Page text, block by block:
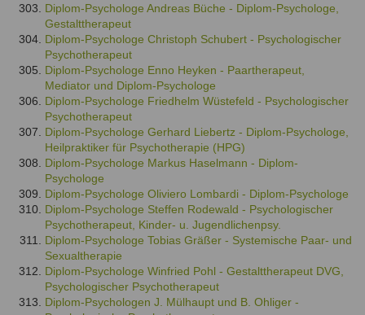
Diplom-Psychologe Andreas Büche - Diplom-Psychologe,
Gestalttherapeut
Diplom-Psychologe Christoph Schubert - Psychologischer
Psychotherapeut
Diplom-Psychologe Enno Heyken - Paartherapeut,
Mediator und Diplom-Psychologe
Diplom-Psychologe Friedhelm Wüstefeld - Psychologischer
Psychotherapeut
Diplom-Psychologe Gerhard Liebertz - Diplom-Psychologe,
Heilpraktiker für Psychotherapie (HPG)
Diplom-Psychologe Markus Haselmann - Diplom-
Psychologe
Diplom-Psychologe Oliviero Lombardi - Diplom-Psychologe
Diplom-Psychologe Steffen Rodewald - Psychologischer
Psychotherapeut, Kinder- u. Jugendlichenpsy.
Diplom-Psychologe Tobias Gräßer - Systemische Paar- und
Sexualtherapie
Diplom-Psychologe Winfried Pohl - Gestalttherapeut DVG,
Psychologischer Psychotherapeut
Diplom-Psychologen J. Mülhaupt und B. Ohliger -